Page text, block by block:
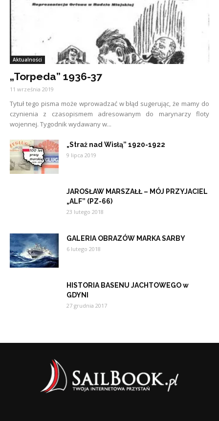
Aktualności
„Torpeda” 1936-37
11 września 2019
Tytuł tego pisma może wprowadzać w błąd sugerując, że mamy do
czynienia z czasopismem adresowanym do marynarzy floty
wojennej. Tygodnik wydawany w...
„Straż nad Wisłą” 1920-1922
9 lipca 2019
JAROSŁAW MARSZAŁŁ – MÓJ PRZYJACIEL
„ALF” (PZ-66)
23 lutego 2018
GALERIA OBRAZÓW MARKA SARBY
6 lutego 2018
HISTORIA BASENU JACHTOWEGO w
GDYNI
27 grudnia 2017